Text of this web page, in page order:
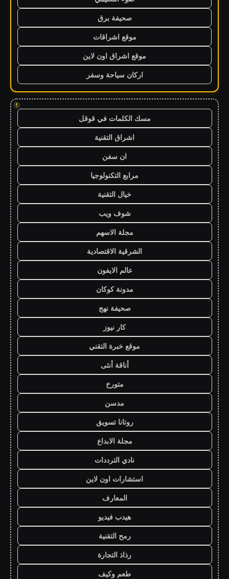
صحيفة برق
موقع اشراقات
موقع اشراق اون لاين
اركان سياحة وسفر
!
مسك الكلمات في قوقل
اشراق التقنية
ان سفن
مرابع التكنولوجيا
خيال التقنية
شوف ويب
مجلة الاسهم
الشرقية الاقتصادية
عالم الايفون
مدونة كوكان
صحيفة نهج
كار نيوز
موقع خبرة التقني
أناقة أنثى
متورخ
مدسن
روتانا تسويق
مجلة الابداع
نادي الترددات
استشارات اون لاين
المعارف
هيدب فيديو
رمح التقنية
رذاذ التجارة
طعم وكيف